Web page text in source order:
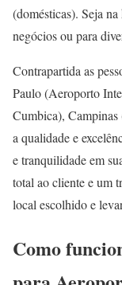
(domésticas). Seja
negócios ou para
Contrapartida as
Paulo (Aeroporto
Cumbica),
a qualidade e
e tranquilidade em
total ao cliente e um
local escolhido e
Como